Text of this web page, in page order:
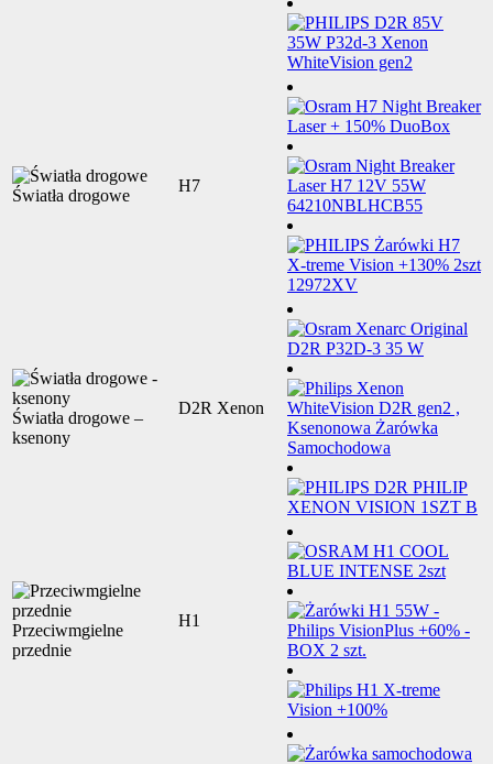
Światła drogowe
H7
Światła drogowe –
ksenony
D2R Xenon
Przeciwmgielne
przednie
H1